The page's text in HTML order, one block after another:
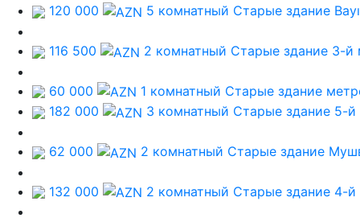
120 000 5 комнатный Старые здание
116 500 2 комнатный Старые здание 3-й
60 000 1 комнатный Старые здание
182 000
3 комнатный Старые здание 5-й
62 000 2 комнатный Старые здание
132 000 2 комнатный Старые здание 4-й